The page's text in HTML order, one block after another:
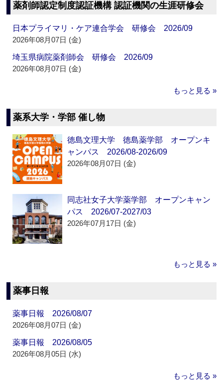
薬剤師認定制度認証機構 認証機関の生涯研修会
日本プライマリ・ケア連合学会 研修会 2026/09
2026年08月07日 (金)
埼玉県病院薬剤師会 研修会 2026/09
2026年08月07日 (金)
もっと見る »
薬系大学・学部 催し物
徳島文理大学 徳島薬学部 オープンキ
ャンパス 2026/08-2026/09
2026年08月07日 (金)
同志社女子大学薬学部 オープンキャン
パス 2026/07-2027/03
2026年07月17日 (金)
もっと見る »
薬事日報
薬事日報 2026/08/07
2026年08月07日 (金)
薬事日報 2026/08/05
2026年08月05日 (水)
もっと見る »